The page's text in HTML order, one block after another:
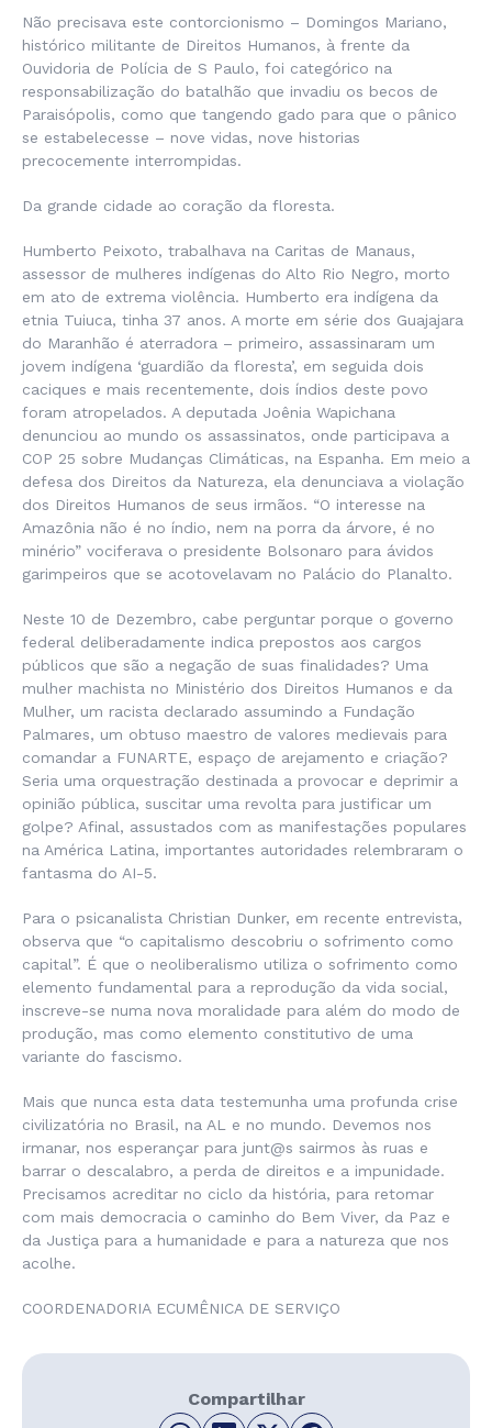
Não precisava este contorcionismo – Domingos Mariano,
histórico militante de Direitos Humanos, à frente da
Ouvidoria de Polícia de S Paulo, foi categórico na
responsabilização do batalhão que invadiu os becos de
Paraisópolis, como que tangendo gado para que o pânico
se estabelecesse – nove vidas, nove historias
precocemente interrompidas.
Da grande cidade ao coração da floresta.
Humberto Peixoto, trabalhava na Caritas de Manaus,
assessor de mulheres indígenas do Alto Rio Negro, morto
em ato de extrema violência. Humberto era indígena da
etnia Tuiuca, tinha 37 anos. A morte em série dos Guajajara
do Maranhão é aterradora – primeiro, assassinaram um
jovem indígena ‘guardião da floresta’, em seguida dois
caciques e mais recentemente, dois índios deste povo
foram atropelados. A deputada Joênia Wapichana
denunciou ao mundo os assassinatos, onde participava a
COP 25 sobre Mudanças Climáticas, na Espanha. Em meio a
defesa dos Direitos da Natureza, ela denunciava a violação
dos Direitos Humanos de seus irmãos. “O interesse na
Amazônia não é no índio, nem na porra da árvore, é no
minério” vociferava o presidente Bolsonaro para ávidos
garimpeiros que se acotovelavam no Palácio do Planalto.
Neste 10 de Dezembro, cabe perguntar porque o governo
federal deliberadamente indica prepostos aos cargos
públicos que são a negação de suas finalidades? Uma
mulher machista no Ministério dos Direitos Humanos e da
Mulher, um racista declarado assumindo a Fundação
Palmares, um obtuso maestro de valores medievais para
comandar a FUNARTE, espaço de arejamento e criação?
Seria uma orquestração destinada a provocar e deprimir a
opinião pública, suscitar uma revolta para justificar um
golpe? Afinal, assustados com as manifestações populares
na América Latina, importantes autoridades relembraram o
fantasma do AI-5.
Para o psicanalista Christian Dunker, em recente entrevista,
observa que “o capitalismo descobriu o sofrimento como
capital”. É que o neoliberalismo utiliza o sofrimento como
elemento fundamental para a reprodução da vida social,
inscreve-se numa nova moralidade para além do modo de
produção, mas como elemento constitutivo de uma
variante do fascismo.
Mais que nunca esta data testemunha uma profunda crise
civilizatória no Brasil, na AL e no mundo. Devemos nos
irmanar, nos esperançar para junt@s sairmos às ruas e
barrar o descalabro, a perda de direitos e a impunidade.
Precisamos acreditar no ciclo da história, para retomar
com mais democracia o caminho do Bem Viver, da Paz e
da Justiça para a humanidade e para a natureza que nos
acolhe.
COORDENADORIA ECUMÊNICA DE SERVIÇO
Compartilhar